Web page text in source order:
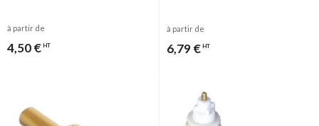
à partir de
4,50 € HT
à partir de
6,79 € HT